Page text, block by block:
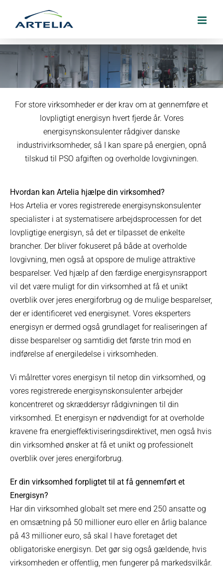
Det lovpligtige energisyn – og din vej til
nye driftsbesparelser
24. oktober 2019
For store virksomheder er der krav om at gennemføre et
lovpligtigt energisyn hvert fjerde år. Vores
energisynskonsulenter rådgiver danske
industrivirksomheder, så I kan spare på energien, opnå
tilskud til PSO afgiften og overholde lovgivningen.
Hvordan kan Artelia hjælpe din virksomhed?
Hos Artelia er vores registrerede energisynskonsulenter
specialister i at systematisere arbejdsprocessen for det
lovpligtige energisyn, så det er tilpasset de enkelte
brancher. Der bliver fokuseret på både at overholde
lovgivning, men også at opspore de mulige attraktive
besparelser. Ved hjælp af den færdige energisynsrapport
vil det være muligt for din virksomhed at få et unikt
overblik over jeres energiforbrug og de mulige besparelser,
der er identificeret ved energisynet. Vores eksperters
energisyn er dermed også grundlaget for realiseringen af
disse besparelser og samtidig det første trin mod en
indførelse af energiledelse i virksomheden.
Vi målretter vores energisyn til netop din virksomhed, og
vores registrerede energisynskonsulenter arbejder
koncentreret og skræddersyr rådgivningen til din
virksomhed. Et energisyn er nødvendigt for at overholde
kravene fra energieffektiviseringsdirektivet, men også hvis
din virksomhed ønsker at få et unikt og professionelt
overblik over jeres energiforbrug.
Er din virksomhed forpligtet til at få gennemført et
Energisyn?
Har din virksomhed globalt set mere end 250 ansatte og
en omsætning på 50 millioner euro eller en årlig balance
på 43 millioner euro, så skal I have foretaget det
obligatoriske energisyn. Det gør sig også gældende, hvis
virksomheden er offentlig, men fungerer på markedsvilkår.